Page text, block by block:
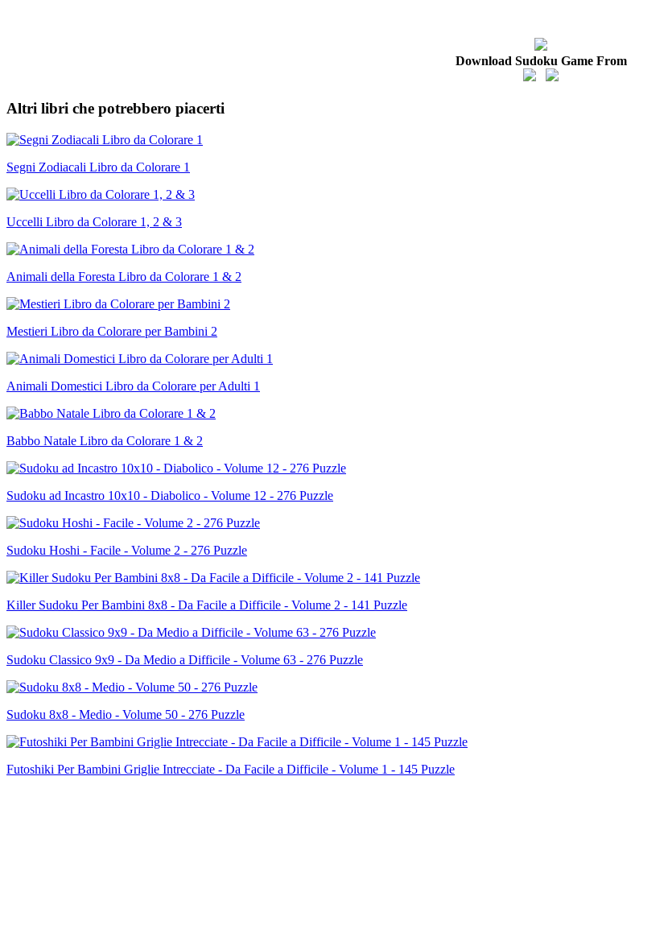
Download Sudoku Game From
Altri libri che potrebbero piacerti
Segni Zodiacali Libro da Colorare 1
Uccelli Libro da Colorare 1, 2 & 3
Animali della Foresta Libro da Colorare 1 & 2
Mestieri Libro da Colorare per Bambini 2
Animali Domestici Libro da Colorare per Adulti 1
Babbo Natale Libro da Colorare 1 & 2
Sudoku ad Incastro 10x10 - Diabolico - Volume 12 - 276 Puzzle
Sudoku Hoshi - Facile - Volume 2 - 276 Puzzle
Killer Sudoku Per Bambini 8x8 - Da Facile a Difficile - Volume 2 - 141 Puzzle
Sudoku Classico 9x9 - Da Medio a Difficile - Volume 63 - 276 Puzzle
Sudoku 8x8 - Medio - Volume 50 - 276 Puzzle
Futoshiki Per Bambini Griglie Intrecciate - Da Facile a Difficile - Volume 1 - 145 Puzzle